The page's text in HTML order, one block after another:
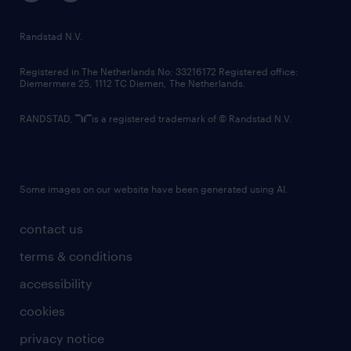
randstad innovation fund
country websites
contact us
terms & conditions
accessibility
cookies
privacy notice
Randstad N.V.
Registered in The Netherlands No: 33216172 Registered office:
Diemermere 25, 1112 TC Diemen, The Netherlands.
RANDSTAD, is a registered trademark of © Randstad N.V.
Some images on our website have been generated using AI.